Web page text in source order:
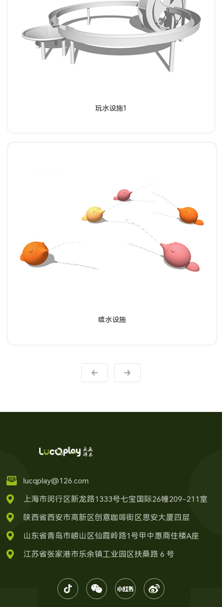
玩水设施1
了解详情
喷水设施
了解详情
lucqplay@126.com
上海市闵行区新龙路1333号七宝国际26幢209-211室
陕西省西安市高新区创意咖啡街区思安大厦四层
山东省青岛市崂山区仙霞岭路1号甲中惠商住楼A座
江苏省张家港市乐余镇工业园区扶桑路 6 号